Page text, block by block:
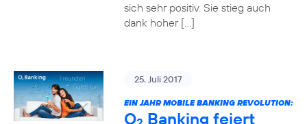
sich sehr positiv. Sie stieg auch
dank hoher […]
25. Juli 2017
EIN JAHR MOBILE BANKING REVOLUTION:
O Banking feiert